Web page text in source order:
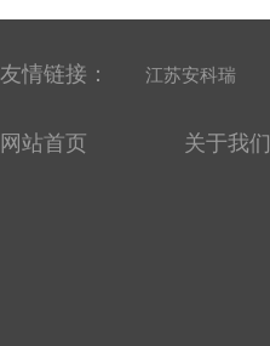
友情链接： 江苏安科瑞
网站首页 关于我们